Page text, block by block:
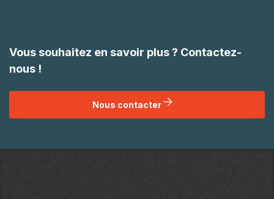
Vous souhaitez en savoir plus ? Contactez-
nous !
Nous contacter